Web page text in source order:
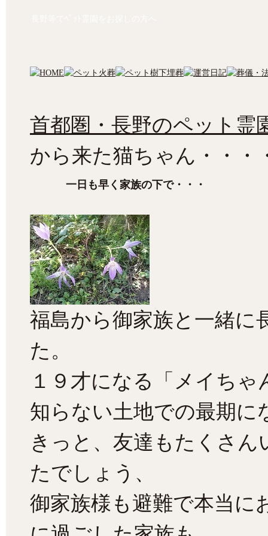
首都圏・長野のペット霊
から来た猫ちゃん・・・
一日も早く家族の下で・・・
福島から御家族と一緒に
た。
１９才になる「メイち
知らない土地での最期に
きっと、友達もたくさ
たでしょう、
御家族様も避難で本当に